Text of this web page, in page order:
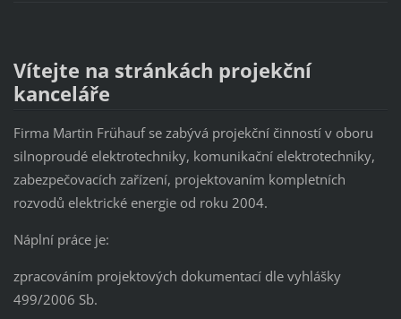
Vítejte na stránkách projekční
kanceláře
Firma Martin Frühauf se zabývá projekční činností v oboru
silnoproudé elektrotechniky, komunikační elektrotechniky,
zabezpečovacích zařízení, projektovaním kompletních
rozvodů elektrické energie od roku 2004.
Náplní práce je:
zpracováním projektových dokumentací dle vyhlášky
499/2006 Sb.